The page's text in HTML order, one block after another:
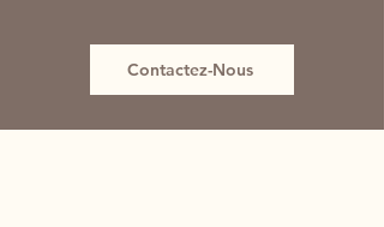
Contactez-Nous